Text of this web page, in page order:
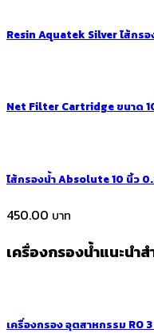
Resin Aquatek Silver ไส้กรอ
Net Filter Cartridge ขนาด
ไส้กรองน้ำ Absolute 10 นิ้ว
450.00
เครื่องกรองน้ำแนะนำ
เครื่องกรอง อุตสาหกรรม RO